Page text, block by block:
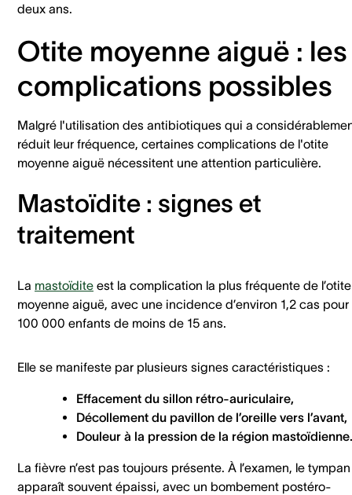
deux ans.
Otite moyenne aiguë : les
complications possibles
Malgré l'utilisation des antibiotiques qui a
réduit leur fréquence, certaines complications de l'otite
moyenne aiguë nécessitent une attention particulière.
Mastoïdite : signes et
traitement
La mastoïdite est la complication la plus fréquente de l’otite
moyenne aiguë, avec une incidence d’environ 1,2 cas pour
100 000 enfants de moins de 15 ans.
Elle se manifeste par plusieurs signes caractéristiques :
Effacement du sillon rétro-auriculaire,
Décollement du pavillon de l’oreille vers l’avant,
Douleur à la pression de la région mastoïdienne.
La fièvre n’est pas toujours présente. À l’examen, le tympan
apparaît souvent épaissi, avec un bombement postéro-